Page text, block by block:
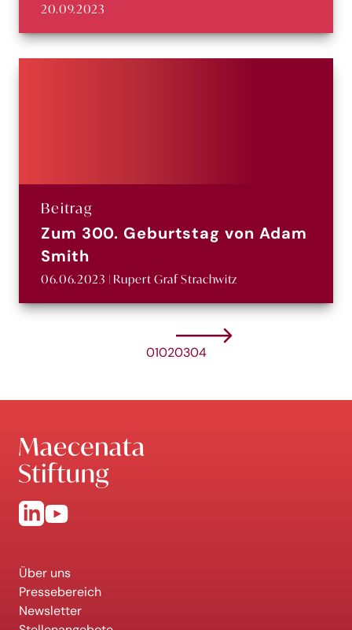
20.09.2023
Beitrag
Zum 300. Geburtstag von Adam
Smith
06.06.2023 | Rupert Graf Strachwitz
01020304
Über uns
Pressebereich
Newsletter